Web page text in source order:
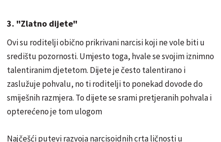
3. "Zlatno dijete"
Ovi su roditelji obično prikrivani narcisi koji ne vole biti u
središtu pozornosti. Umjesto toga, hvale se svojim iznimno
talentiranim djetetom. Dijete je često talentirano i
zaslužuje pohvalu, no ti roditelji to ponekad dovode do
smiješnih razmjera. To dijete se srami pretjeranih pohvala i
opterećeno je tom ulogom
Najčešći putevi razvoja narcisoidnih crta ličnosti u